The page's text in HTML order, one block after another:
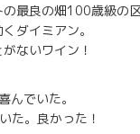
最良の畑100歳級の
ダイミアン。
ないワイン！
でいた。
た。良かった！